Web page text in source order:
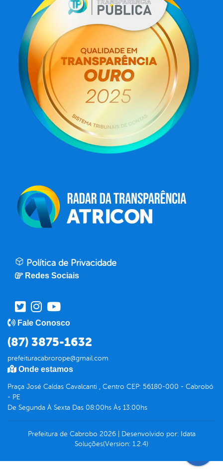
Política de Privacidade
Redes Sociais
Fale Conosco
(87) 3875-1632
prefeituracabrorope@gmail.com
Onde estamos
Praça José Caldas Cavalcanti , Centro CEP: 56180-000 - Cabrobó
- PE
De Segunda À Sexta Das 08:00hs Às 13:00hs
Prefeitura de Cabrobo 2026| Desenvolvido por: Idata
Soluções(Version: 1.2.4)